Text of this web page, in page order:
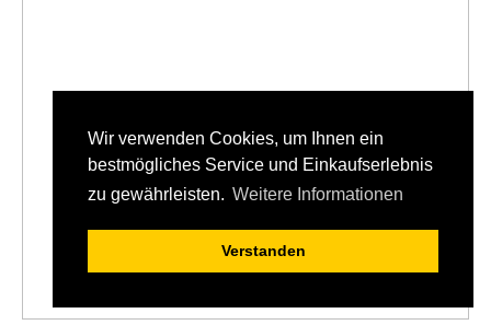
Wir verwenden Cookies, um Ihnen ein
bestmögliches Service und Einkaufserlebnis
zu gewährleisten. Weitere Informationen
Verstanden